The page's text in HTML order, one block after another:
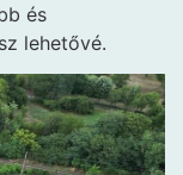
és
lehetővé.